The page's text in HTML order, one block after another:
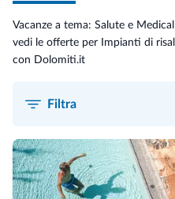
Vacanze a tema: Salute e
vedi le offerte per Impianti di
con Dolomiti.it
Filtra